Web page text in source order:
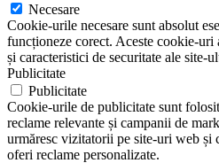
Necesare
Cookie-urile necesare sunt absolut
funcționeze corect. Aceste cookie-uri
și caracteristici de securitate ale site-
Publicitate
Publicitate
Cookie-urile de publicitate sunt
reclame relevante și campanii de
urmăresc vizitatorii pe site-uri web și
oferi reclame personalizate.